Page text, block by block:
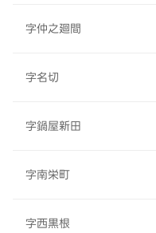
字仲之廻間
字名切
字鍋屋新田
字南栄町
字西黒根